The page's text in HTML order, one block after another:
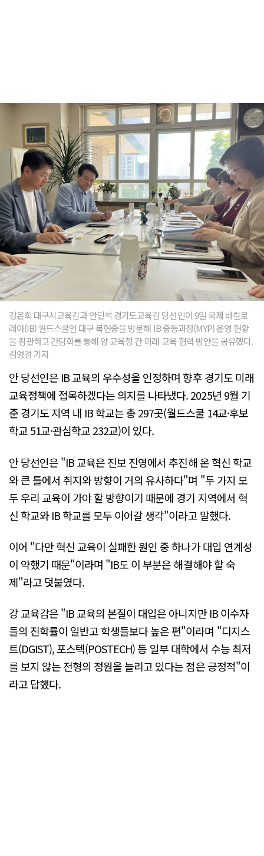
강은희 대구시교육감과 안민석 경기도교육감 당선인이 9일 국제 바칼로
레아(IB) 월드스쿨인 대구 복현중을 방문해 IB 중등과정(MYP) 운영 현황
을 참관하고 간담회를 통해 양 교육청 간 미래 교육 협력 방안을 공유했다.
김영경 기자
안 당선인은 IB 교육의 우수성을 인정하며 향후 경기도 미래
교육정책에 접목하겠다는 의지를 나타냈다. 2025년 9월 기
준 경기도 지역 내 IB 학교는 총 297곳(월드스쿨 14교·후보
학교 51교·관심학교 232교)이 있다.
안 당선인은 "IB 교육은 진보 진영에서 추진해 온 혁신 학교
와 큰 틀에서 취지와 방향이 거의 유사하다"며 "두 가지 모
두 우리 교육이 가야 할 방향이기 때문에 경기 지역에서 혁
신 학교와 IB 학교를 모두 이어갈 생각"이라고 말했다.
이어 "다만 혁신 교육이 실패한 원인 중 하나가 대입 연계성
이 약했기 때문"이라며 "IB도 이 부분은 해결해야 할 숙
제"라고 덧붙였다.
강 교육감은 "IB 교육의 본질이 대입은 아니지만 IB 이수자
들의 진학률이 일반고 학생들보다 높은 편"이라며 "디지스
트(DGIST), 포스텍(POSTECH) 등 일부 대학에서 수능 최저
를 보지 않는 전형의 정원을 늘리고 있다는 점은 긍정적"이
라고 답했다.